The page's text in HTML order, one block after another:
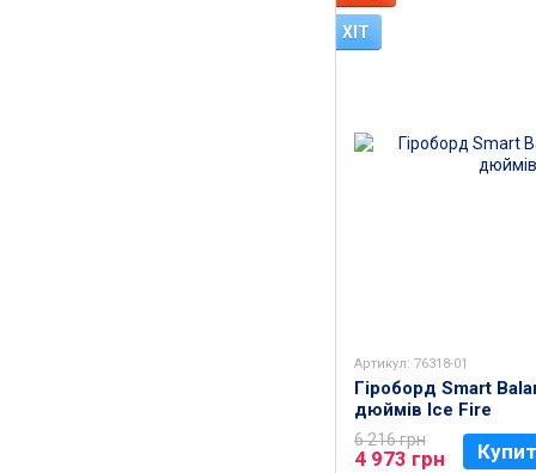
ХІТ
Артикул: 76318-01
Гіроборд Smart
дюймів Ice Fire
6 216 грн
4 973 грн